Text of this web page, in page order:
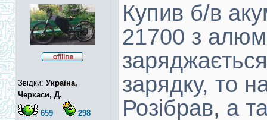
Звідки: Україна,
Черкаси, Д.
659
298
Купив б/в
21700 з
зарядку, то
Розібрав, а